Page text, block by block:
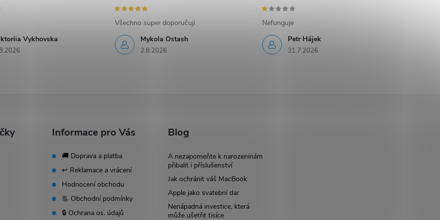
Vykhovska
Mykola Ostash
2.8.2026
Všechno super doporučuji
Petr Hájek
31.7.2026
Nefunguje
Informace pro Vás
🚚 Doprava a platba
↩️ Reklamace a vrácení
Hodnocení obchodu
📃 Obchodní podmínky
🔒 Ochrana os. údajů
Blog
A nezapomeňte k narozeninám
přibalit i příslušenství
Jak ochránit váš MacBook
Apple jako svatební dar
Nenápadná investice, která
může ušetřit tisíce